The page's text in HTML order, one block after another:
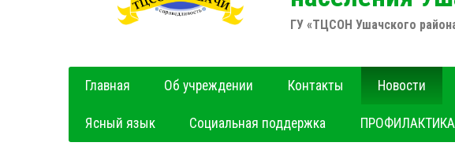
ГУ «ТЦСОН Ушачского
Главная Об учреждении Контакты Новости
Ясный язык Социальная поддержка ПРОФИЛАКТИКА